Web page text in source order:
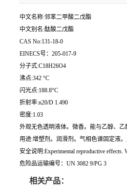
中文名称:邻苯二甲酸二戊酯
中文别名:酞酸二戊酯
CAS No:131-18-0
EINECS号：205-017-9
分子式:C18H26O4
沸点:342 °C
闪光点:188.8°C
折射率:n20/D 1.490
密度:1.03
外观无色透明液体。微香。能与乙醇、
用途:增塑剂。润滑剂。气相色谱固定液
安全说明:Experimental reproductive effects.
危险品运输编号：UN 3082 9/PG 3
相关产品：